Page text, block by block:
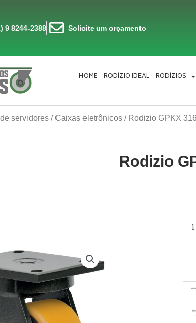
9 8244-2388 Solicite um orçamento
HOME RODÍZIO IDEAL RODÍZIOS
servidores / Caixas eletrônicos / Rodizio GPKX
Rodizio
GD
E12